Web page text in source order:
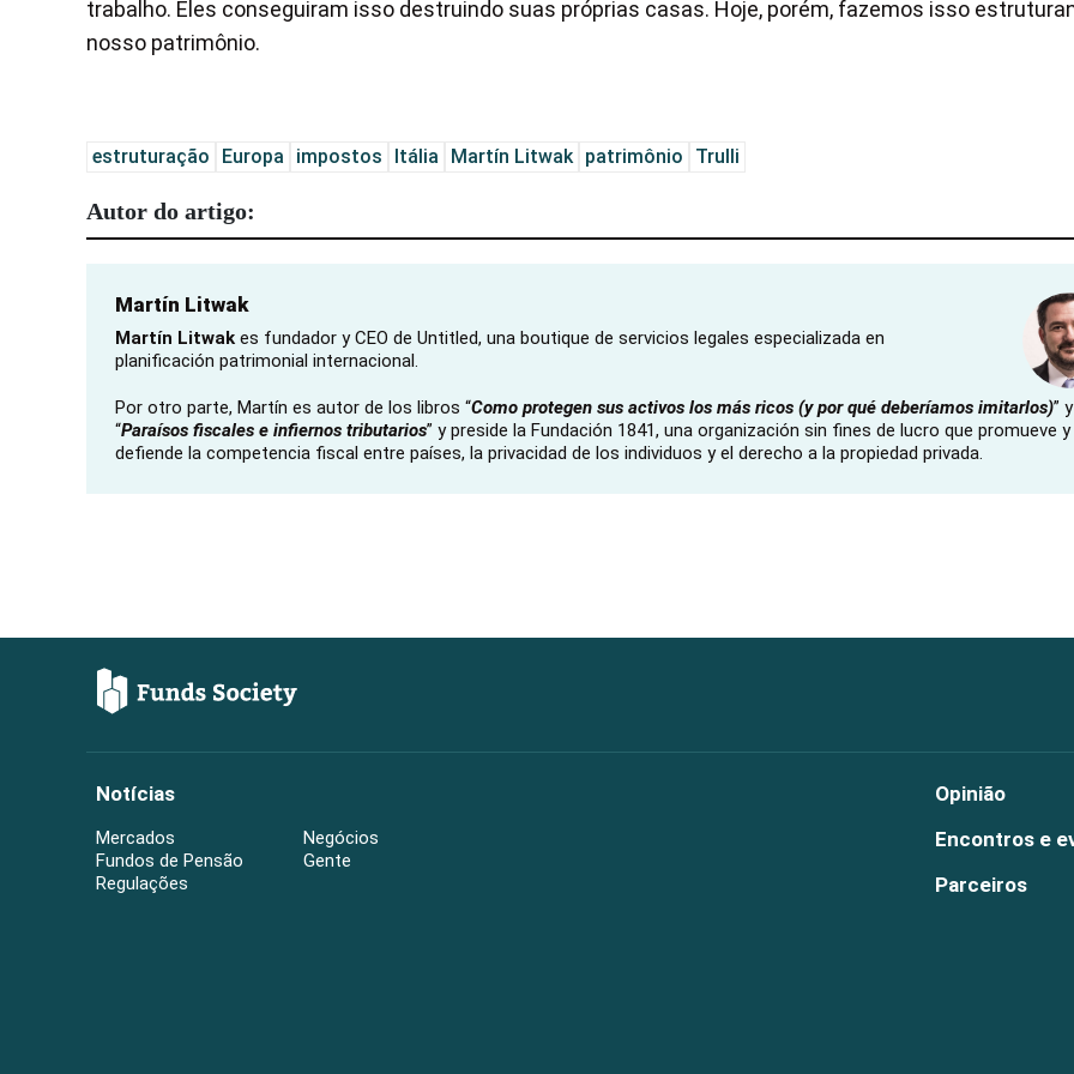
trabalho. Eles conseguiram isso destruindo suas próprias casas. Hoje, porém, fazemos isso
nosso patrimônio.
estruturação Europa impostos Itália Martín Litwak patrimônio Trulli
Autor do artigo:
Martín Litwak
Martín Litwak es fundador y CEO de Untitled, una boutique de servicios legales especializada en
planificación patrimonial internacional.
Por otro parte, Martín es autor de los libros “Como protegen sus activos los más ricos (y por qué deberíamos imitarlos)” y
“Paraísos fiscales e infiernos tributarios” y preside la Fundación 1841, una organización sin fines de lucro que promueve y
defiende la competencia fiscal entre países, la privacidad de los individuos y el derecho a la propiedad privada.
Notícias
Mercados
Negócios
Fundos de Pensão
Gente
Regulações
Opinião
Encontros e
Parceiros